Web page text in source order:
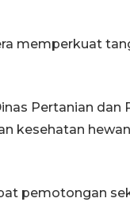
memperkuat
Pertanian dan
kesehatan
pemotongan